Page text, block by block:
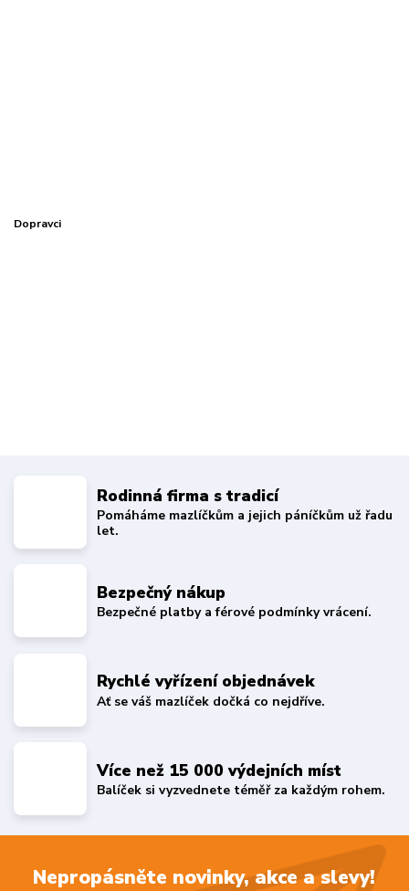
Dopravci
Rodinná firma s tradicí
Pomáháme mazlíčkům a jejich páníčkům už řadu
let.
Bezpečný nákup
Bezpečné platby a férové podmínky vrácení.
Rychlé vyřízení objednávek
Ať se váš mazlíček dočká co nejdříve.
Více než 15 000 výdejních míst
Balíček si vyzvednete téměř za každým rohem.
Nepropásněte novinky, akce a slevy!